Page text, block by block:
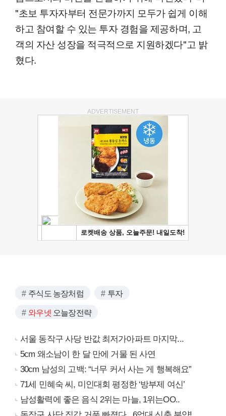
"초보 투자자부터 전문가까지 모두가 쉽게 이해
하고 참여할 수 있는 투자 경험을 제공하며, 고
객의 자산 성장을 적극적으로 지원하겠다"고 밝
혔다.
ADVERTISEMENT
주식도 농장처럼 투자
와우넷 오늘장전략
서울 동작구 사당 반값 최저가아파트 마지막...
5cm 왜소남이 한 달 만에 거물 된 사연
30cm 남성의 고백: “너무 커서 사는 게 행복해요”
71세 민혜숙 씨, 미인대회 평정한 ‘방부제 여신’
남성활력에 좋은 음식 2위는 마늘, 1위는OO..